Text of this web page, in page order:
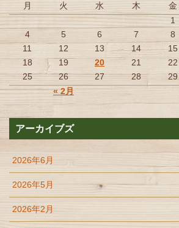
月
火 水 木 金
« 2月
1
4
5 6 7 8
11
12 13 14 15
18
19 20 21 22
25
26 27 28 29
アーカイブズ
2026年6月
2026年5月
2026年2月